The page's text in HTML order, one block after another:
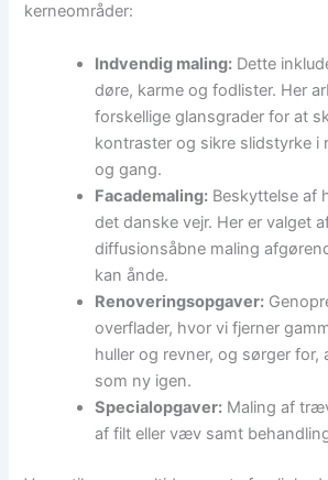
kerneområder:
Indvendig maling: Dette
døre, karme og fodlister. Her
forskellige glansgrader for at
kontraster og sikre slidstyrke i
og gang.
Facademaling: Beskyttelse af
det danske vejr. Her er valget
diffusionsåbne maling
kan ånde.
Renoveringsopgaver:
overflader, hvor vi fjerner
huller og revner, og sørger
som ny igen.
Specialopgaver: Maling af
af filt eller væv samt